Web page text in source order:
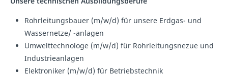
Rohrleitungsbauer (m/w/d) für unsere Erdgas- und
Wassernetze/ -anlagen
Umwelttechnologe (m/w/d) für Rohrleitungsnezue und
Industrieanlagen
Elektroniker (m/w/d) für Betriebstechnik